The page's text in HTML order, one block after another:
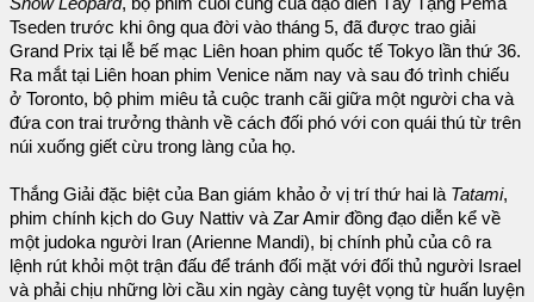
Tseden trước khi ông qua đời vào tháng 5, đã được trao giải
Grand Prix tại lễ bế mạc Liên hoan phim quốc tế Tokyo lần thứ 36.
Ra mắt tại Liên hoan phim Venice năm nay và sau đó trình chiếu
ở Toronto, bộ phim miêu tả cuộc tranh cãi giữa một người cha và
đứa con trai trưởng thành về cách đối phó với con quái thú từ trên
núi xuống giết cừu trong làng của họ.
Thắng Giải đặc biệt của Ban giám khảo ở vị trí thứ hai là Tatami,
phim chính kịch do Guy Nattiv và Zar Amir đồng đạo diễn kể về
một judoka người Iran (Arienne Mandi), bị chính phủ của cô ra
lệnh rút khỏi một trận đấu để tránh đối mặt với đối thủ người Israel
và phải chịu những lời cầu xin ngày càng tuyệt vọng từ huấn luyện